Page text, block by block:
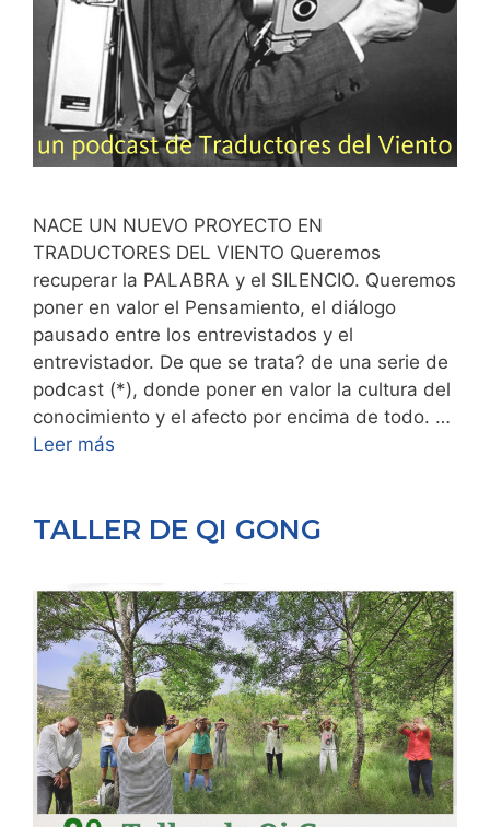
NACE UN NUEVO PROYECTO EN
TRADUCTORES DEL VIENTO Queremos
recuperar la PALABRA y el SILENCIO. Queremos
poner en valor el Pensamiento, el diálogo
pausado entre los entrevistados y el
entrevistador. De que se trata? de una serie de
podcast (*), donde poner en valor la cultura del
conocimiento y el afecto por encima de todo. …
Leer más
TALLER DE QI GONG